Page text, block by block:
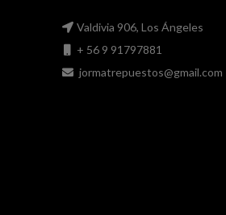
Valdivia 906, Los Ángeles
+ 56 9 91797881
jormatrepuestos@gmail.com